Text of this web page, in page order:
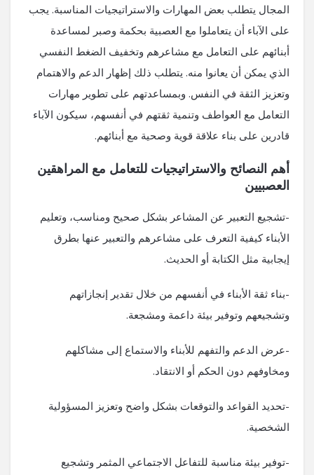
المجال يتطلب بعض المهارات والاستراتيجيات المناسبة. يجب
على الآباء أن يتعاملوا مع العصبية بحكمة وصبر لمساعدة
أبنائهم على التعامل مع مشاعرهم وتخفيف الضغط النفسي
الذي يمكن أن يعانوا منه. يتطلب ذلك إظهار الدعم والاهتمام
وتعزيز الثقة في النفس. وبمساعدتهم على تطوير مهارات
التعامل مع العواطف وتنمية ثقتهم في أنفسهم، سيكون الآباء
قادرين على بناء علاقة قوية وصحية مع أبنائهم.
أهم النصائح والاستراتيجيات للتعامل مع المراهقين
العصبيين
-تشجيع التعبير عن المشاعر بشكل صحيح ومناسب، وتعليم
الأبناء كيفية التعرف على مشاعرهم والتعبير عنها بطرق
إيجابية مثل الكتابة أو الحديث.
-بناء ثقة الأبناء في أنفسهم من خلال تقدير إنجازاتهم
وتشجيعهم وتوفير بيئة داعمة ومشجعة.
-عرض الدعم والتفهم للأبناء والاستماع إلى مشاكلهم
ومخاوفهم دون الحكم أو الانتقاد.
-تحديد القواعد والتوقعات بشكل واضح وتعزيز المسؤولية
الشخصية.
-توفير بيئة مناسبة للتفاعل الاجتماعي المثمر وتشجيع